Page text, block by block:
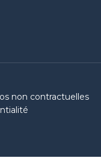
non contractuelles